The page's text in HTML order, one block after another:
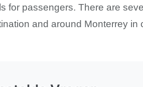
for passengers. There are
and around Monterrey